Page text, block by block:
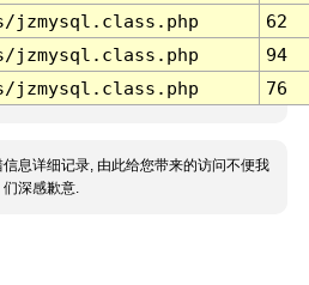
jzmysql.class.php
62
jzmysql.class.php
94
jzmysql.class.php 76
信息详细记录, 由此给您带来的访问不便我
们深感歉意.